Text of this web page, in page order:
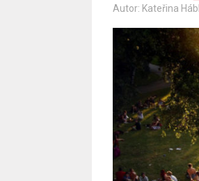
Autor: Kateřina